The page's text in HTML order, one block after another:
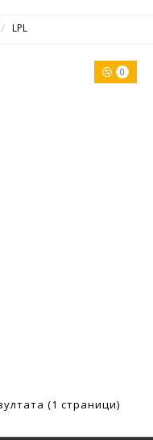
LPL
0
(1 страници)